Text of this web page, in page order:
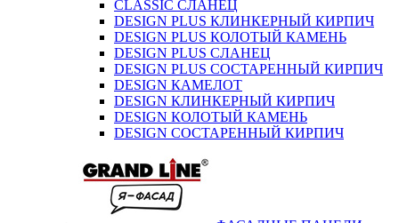
CLASSIC СЛАНЕЦ
DESIGN PLUS КЛИНКЕРНЫЙ КИРПИЧ
DESIGN PLUS КОЛОТЫЙ КАМЕНЬ
DESIGN PLUS СЛАНЕЦ
DESIGN PLUS СОСТАРЕННЫЙ КИРПИЧ
DESIGN КАМЕЛОТ
DESIGN КЛИНКЕРНЫЙ КИРПИЧ
DESIGN КОЛОТЫЙ КАМЕНЬ
DESIGN СОСТАРЕННЫЙ КИРПИЧ